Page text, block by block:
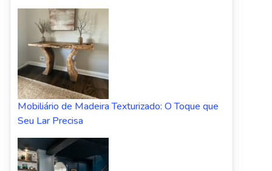
Mobiliário de Madeira Texturizado: O Toque que
Seu Lar Precisa